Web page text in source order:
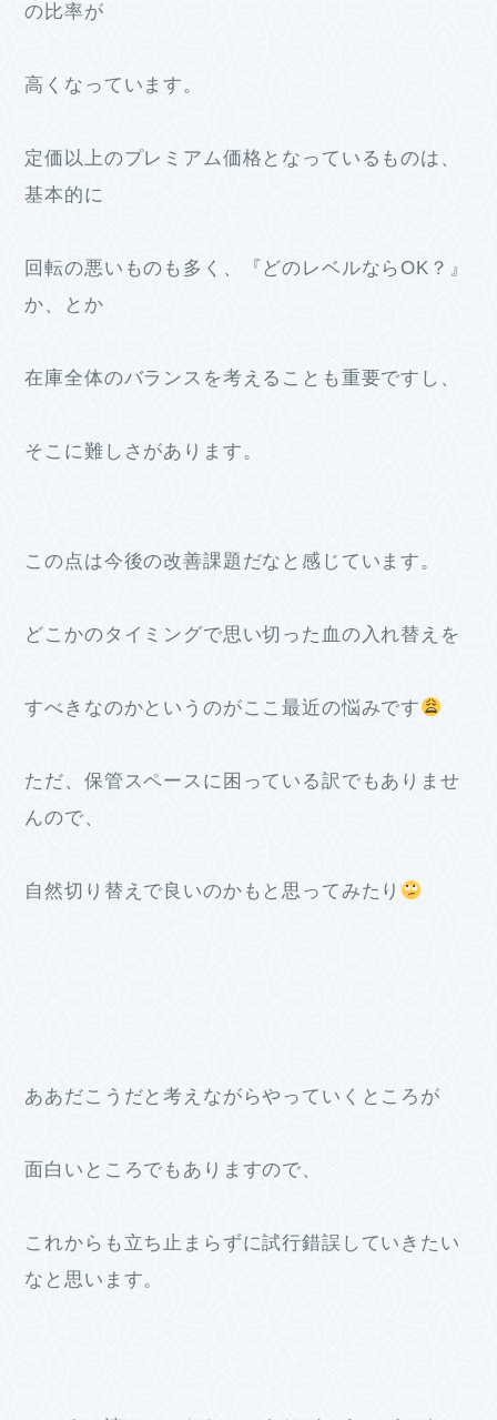
の比率が
高くなっています。
定価以上のプレミアム価格となっているものは、
基本的に
回転の悪いものも多く、『どのレベルならOK？』
か、とか
在庫全体のバランスを考えることも重要ですし、
そこに難しさがあります。
この点は今後の改善課題だなと感じています。
どこかのタイミングで思い切った血の入れ替えを
すべきなのかというのがここ最近の悩みです
ただ、保管スペースに困っている訳でもありませ
んので、
自然切り替えで良いのかもと思ってみたり
ああだこうだと考えながらやっていくところが
面白いところでもありますので、
これからも立ち止まらずに試行錯誤していきたい
なと思います。